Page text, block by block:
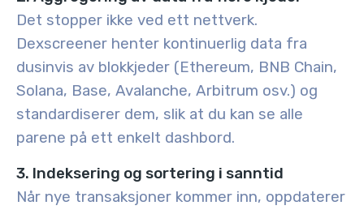
Det stopper ikke ved ett nettverk.
Dexscreener henter kontinuerlig data fra
dusinvis av blokkjeder (Ethereum, BNB Chain,
Solana, Base, Avalanche, Arbitrum osv.) og
standardiserer dem, slik at du kan se alle
parene på ett enkelt dashbord.
3. Indeksering og sortering i sanntid
Når nye transaksjoner kommer inn, oppdaterer